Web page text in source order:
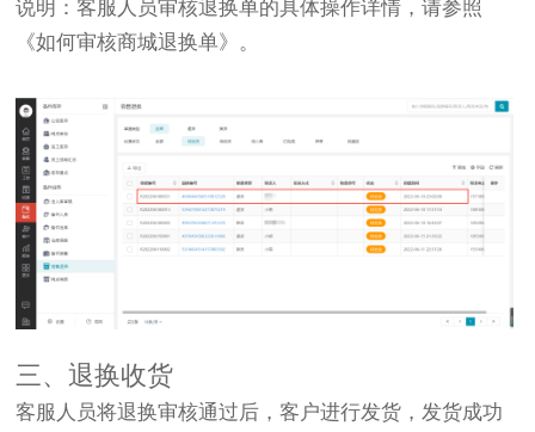
说明：客服人员审核退换单的具体操作详情，请参照
《如何审核商城退换单》。
三、退换收货
客服人员将退换审核通过后，客户进行发货，发货成功